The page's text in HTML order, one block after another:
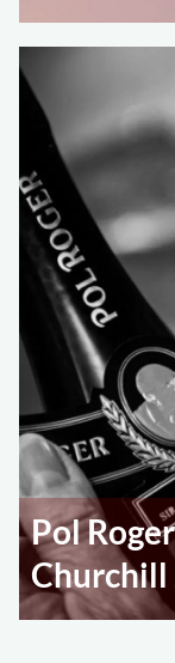
Pol
Churchill